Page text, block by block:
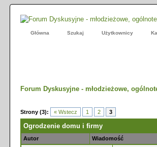
Główna Szukaj Użytkownicy
Forum Dyskusyjne - młodzieżowe,
Strony (3): « Wstecz 1 2 3
Ogrodzenie domu i firmy
Autor Wiadomość